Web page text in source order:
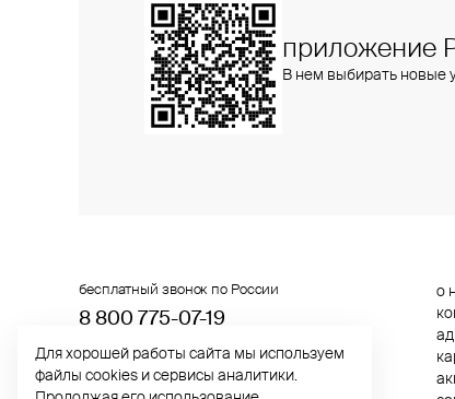
приложение
В нем выбирать новые
о
бесплатный звонок по России
8 800 775⁠-07⁠-19
© 2013-2026 ООО «Пойзон Дроп».
все права защищены.
Для хорошей работы сайта мы используем
файлы cookies и сервисы аналитики.